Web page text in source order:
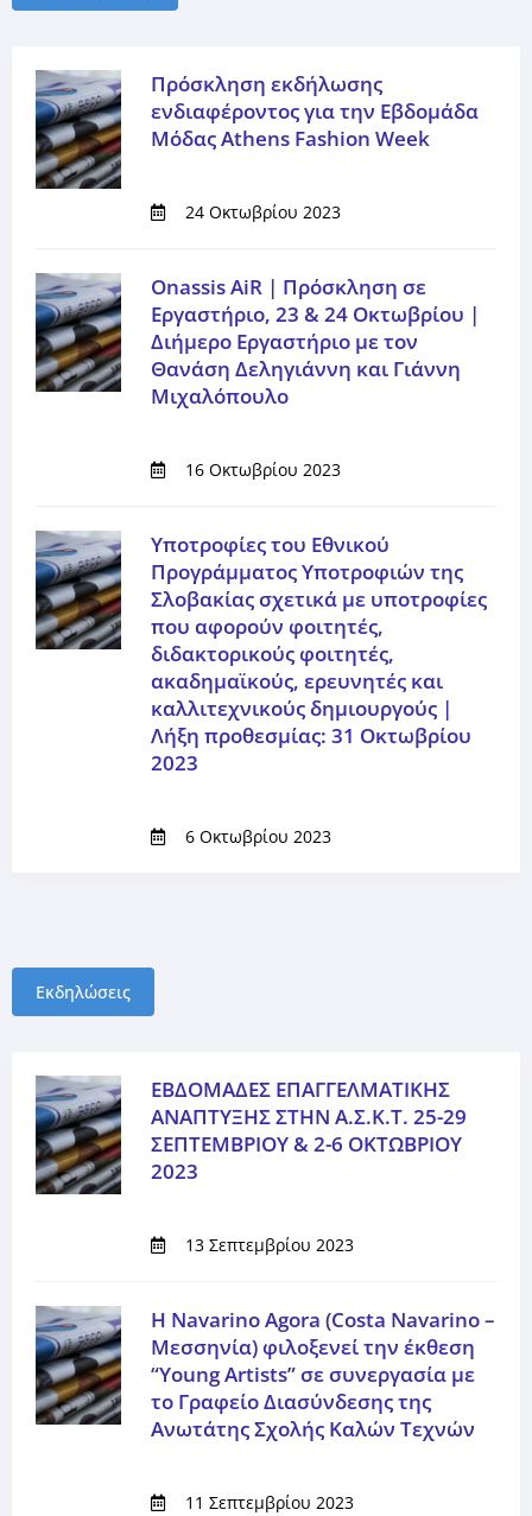
Πρόσκληση εκδήλωσης
ενδιαφέροντος για την Εβδομάδα
Μόδας Athens Fashion Week
24 Οκτωβρίου 2023
Onassis AiR | Πρόσκληση σε
Εργαστήριο, 23 & 24 Οκτωβρίου |
Διήμερο Εργαστήριο με τον
Θανάση Δεληγιάννη και Γιάννη
Μιχαλόπουλο
16 Οκτωβρίου 2023
Υποτροφίες του Εθνικού
Προγράμματος Υποτροφιών της
Σλοβακίας σχετικά με υποτροφίες
που αφορούν φοιτητές,
διδακτορικούς φοιτητές,
ακαδημαϊκούς, ερευνητές και
καλλιτεχνικούς δημιουργούς |
Λήξη προθεσμίας: 31 Οκτωβρίου
2023
6 Οκτωβρίου 2023
Εκδηλώσεις
ΕΒΔΟΜΑΔΕΣ ΕΠΑΓΓΕΛΜΑΤΙΚΗΣ
ΑΝΑΠΤΥΞΗΣ ΣΤΗΝ Α.Σ.Κ.Τ. 25-29
ΣΕΠΤΕΜΒΡΙΟΥ & 2-6 ΟΚΤΩΒΡΙΟΥ
2023
13 Σεπτεμβρίου 2023
Η Navarino Agora (Costa Navarino –
Μεσσηνία) φιλοξενεί την έκθεση
“Young Artists” σε συνεργασία με
το Γραφείο Διασύνδεσης της
Ανωτάτης Σχολής Καλών Τεχνών
11 Σεπτεμβρίου 2023